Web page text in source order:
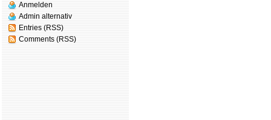
Anmelden
Admin alternativ
Entries (RSS)
Comments (RSS)